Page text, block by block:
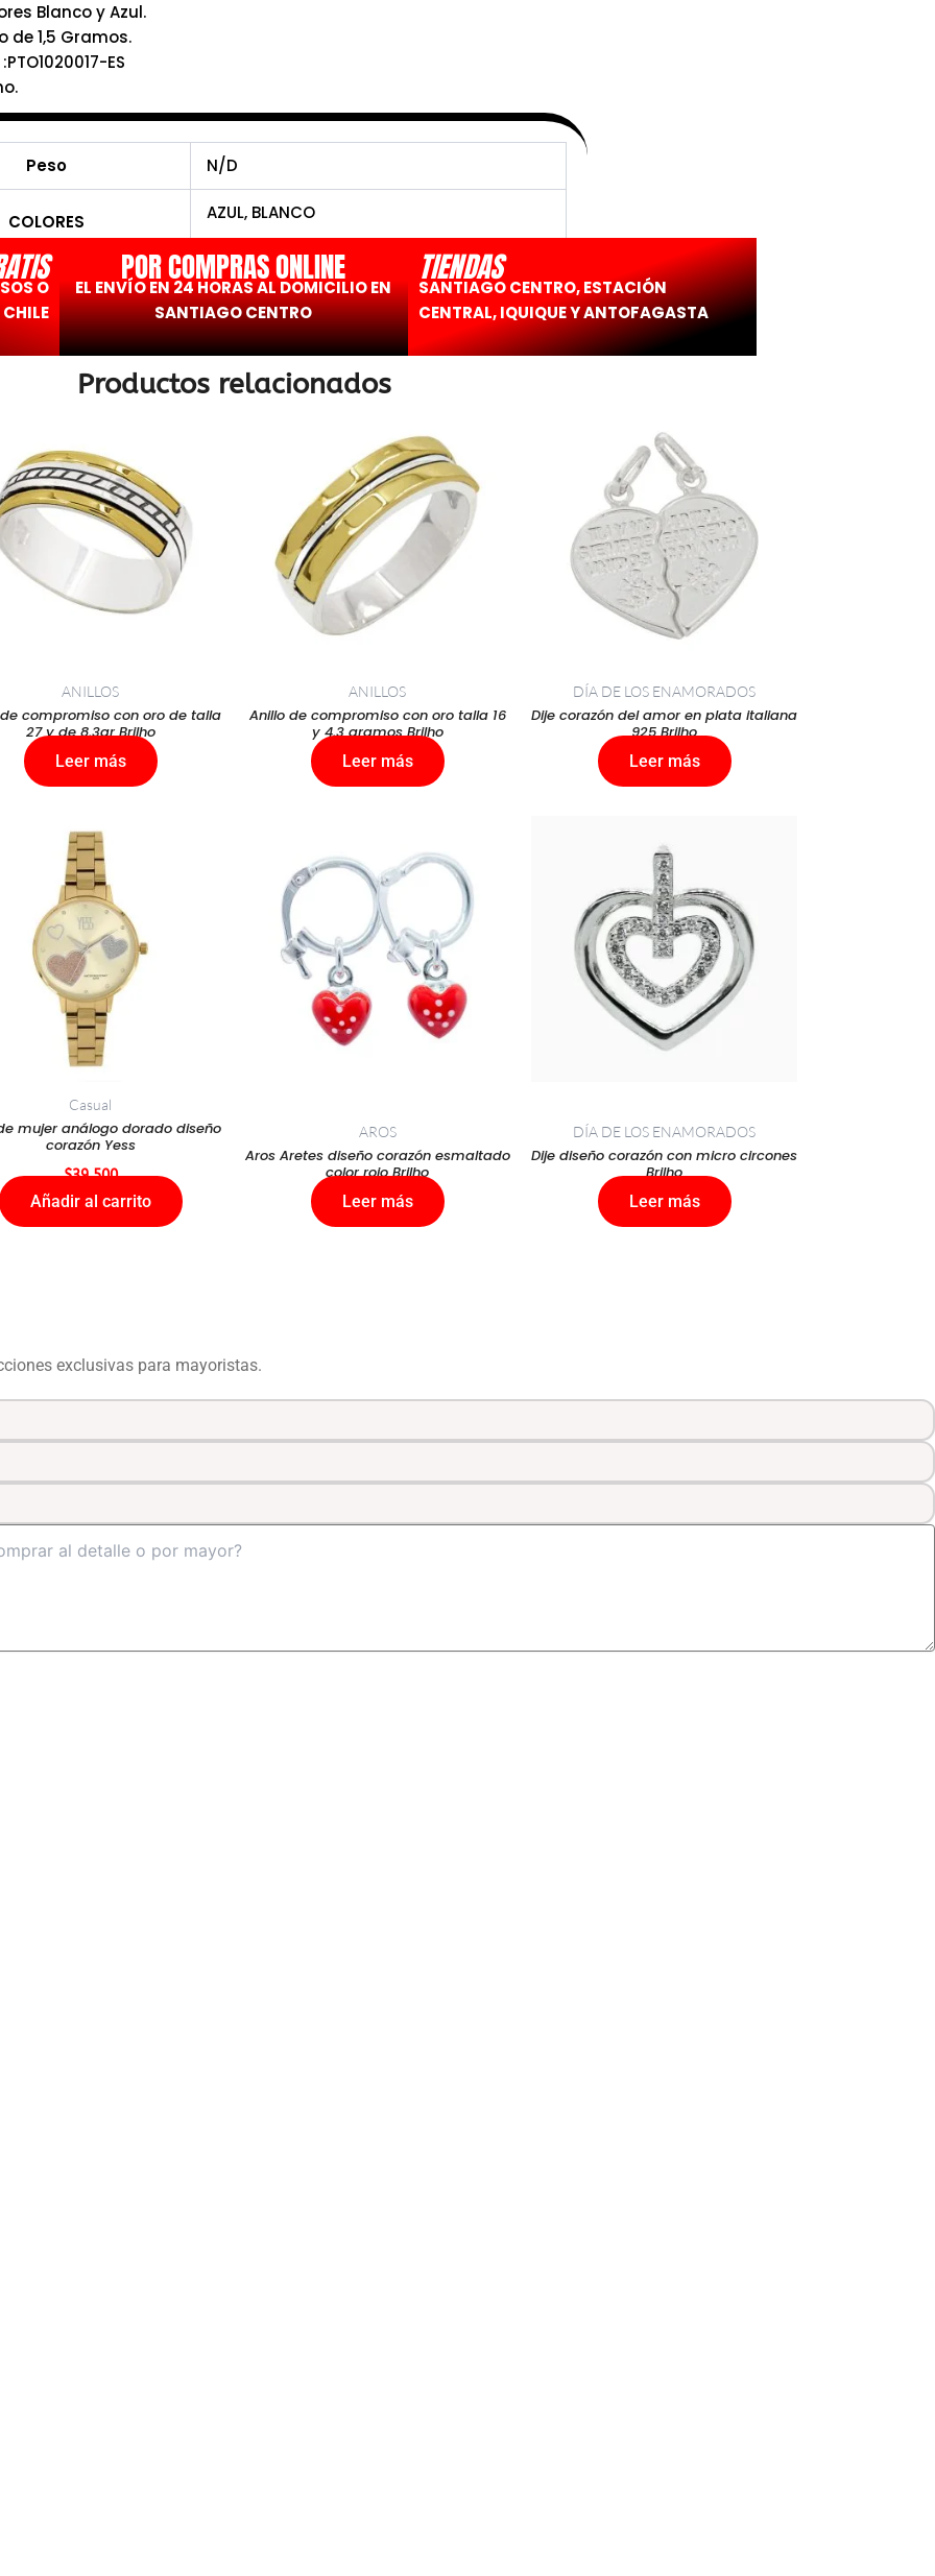
Blanco y Azul.
de 1,5 Gramos.
:PTO1020017-ES
Peso N/D
COLORES AZUL, BLANCO
O
POR COMPRAS ONLINE
EL ENVÍO EN 24 HORAS AL DOMICILIO EN
SANTIAGO CENTRO
TIENDAS
SANTIAGO CENTRO, ESTACIÓN
CENTRAL, IQUIQUE Y ANTOFAGASTA
Productos relacionados
ANILLOS
compromiso con oro de talla
27 y de 8,3gr Brilho
Leer más
ANILLOS
Anillo de compromiso con oro talla 16
y 4,3 gramos Brilho
Leer más
DÍA DE LOS ENAMORADOS
Dije corazón del amor en plata italiana
925 Brilho
Leer más
Casual
mujer análogo dorado diseño
corazón Yess
$39.500
Añadir al carrito
AROS
Aros Aretes diseño corazón esmaltado
color rojo Brilho
Leer más
DÍA DE LOS ENAMORADOS
Dije diseño corazón con micro circones
Brilho
Leer más
exclusivas para mayoristas.